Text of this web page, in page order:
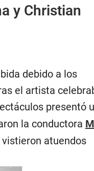
y Christian
debido a los
el artista
presentó
la conductora
vistieron atuendos